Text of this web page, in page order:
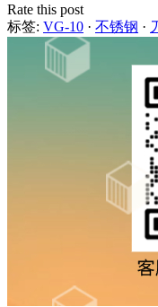
Rate this post
标签: VG-10 · 不锈钢 ·